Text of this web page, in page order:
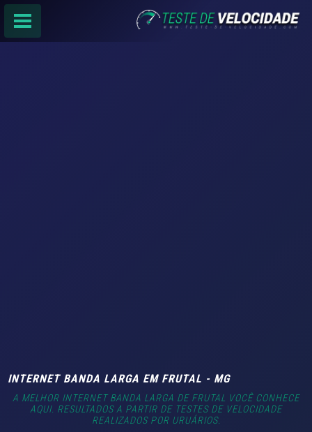
INTERNET BANDA LARGA EM FRUTAL - MG
A MELHOR INTERNET BANDA LARGA DE FRUTAL VOCÊ CONHECE
AQUI. RESULTADOS A PARTIR DE TESTES DE VELOCIDADE
REALIZADOS POR URUÁRIOS.